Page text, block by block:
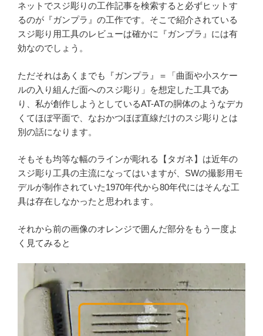
ネットでスジ彫りの工作記事を検索すると必ずヒットす
るのが『ガンプラ』の工作です。そこで紹介されている
スジ彫り用工具のレビューは確かに『ガンプラ』には有
効なのでしょう。
ただそれはあくまでも『ガンプラ』＝「曲面や小スケー
ルの入り組んだ面へのスジ彫り」を想定した工具であ
り、私が創作しようとしているAT-ATの胴体のようなデカ
くてほぼ平面で、なおかつほぼ直線だけのスジ彫りとは
別の話になります。
そもそも均等な幅のラインが彫れる【タガネ】は近年の
スジ彫り工具の主流になってはいますが、SWの撮影用モ
デルが制作されていた1970年代から80年代にはそんな工
具は存在しなかったと思われます。
それから前の画像のオレンジで囲んだ部分をもう一度よ
く見てみると